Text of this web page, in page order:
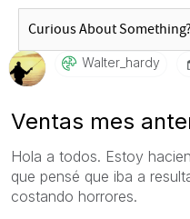
Walter_hardy
Ventas mes
Hola a todos. Estoy
que pensé que iba a
costando horrores.